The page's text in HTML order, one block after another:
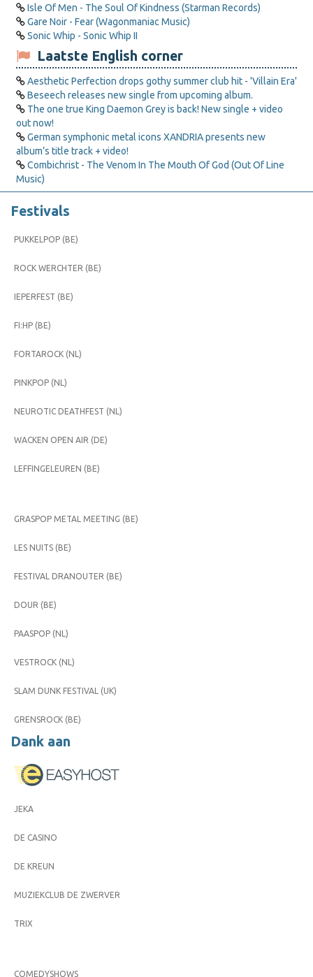
Isle Of Men - The Soul Of Kindness (Starman Records)
Gare Noir - Fear (Wagonmaniac Music)
Sonic Whip - Sonic Whip II
Laatste English corner
Aesthetic Perfection drops gothy summer club hit - 'Villain Era'
Beseech releases new single from upcoming album.
The one true King Daemon Grey is back! New single + video
out now!
German symphonic metal icons XANDRIA presents new
album’s title track + video!
Combichrist - The Venom In The Mouth Of God (Out Of Line
Music)
Festivals
PUKKELPOP (BE)
ROCK WERCHTER (BE)
IEPERFEST (BE)
FI:HP (BE)
FORTAROCK (NL)
PINKPOP (NL)
NEUROTIC DEATHFEST (NL)
WACKEN OPEN AIR (DE)
LEFFINGELEUREN (BE)
GRASPOP METAL MEETING (BE)
LES NUITS (BE)
FESTIVAL DRANOUTER (BE)
DOUR (BE)
PAASPOP (NL)
VESTROCK (NL)
SLAM DUNK FESTIVAL (UK)
GRENSROCK (BE)
Dank aan
JEKA
DE CASINO
DE KREUN
MUZIEKCLUB DE ZWERVER
TRIX
COMEDYSHOWS